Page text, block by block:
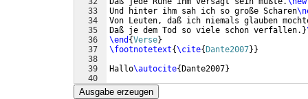
33
34
35
36
37
38
39
40
41
Und hinter ihm sah ich so große Scharen
Von Leuten, daß ich niemals glauben
Daß je dem Tod so viele schon verfallen. }
\end {Verse}
\footnotetext{\cite{ Dante2007} }
Hallo\autocite{ Dante2007}
\end{document
Ausgabe erzeugen